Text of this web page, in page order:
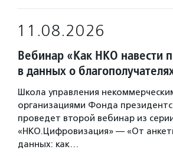
11.08.2026
Вебинар «Как НКО навести
в данных о
Школа управления
организациями Фонда
проведет второй вебинар из
«НКО.Цифровизация» — «От
данных: как…